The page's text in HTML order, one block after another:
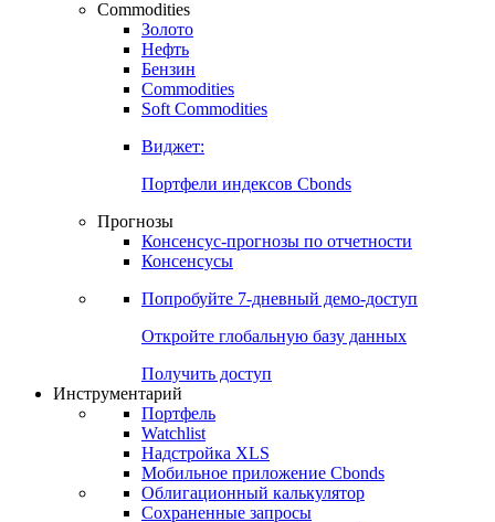
Commodities
Золото
Нефть
Бензин
Commodities
Soft Commodities
Виджет:
Портфели индексов Cbonds
Прогнозы
Консенсус-прогнозы по отчетности
Консенсусы
Попробуйте 7-дневный демо-доступ
Откройте глобальную базу данных
Получить доступ
Инструментарий
Портфель
Watchlist
Надстройка XLS
Мобильное приложение Cbonds
Облигационный калькулятор
Сохраненные запросы